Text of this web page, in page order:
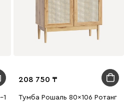
Белый
208 750
Тумба Рошаль 80x106 Ротанг